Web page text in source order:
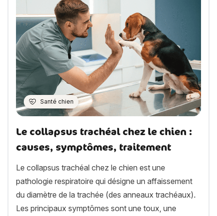
Santé chien
Le collapsus trachéal chez le chien :
causes, symptômes, traitement
Le collapsus trachéal chez le chien est une
pathologie respiratoire qui désigne un affaissement
du diamètre de la trachée (des anneaux trachéaux).
Les principaux symptômes sont une toux, une